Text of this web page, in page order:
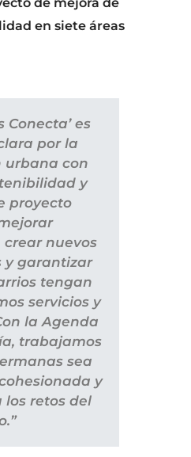
en Atenas la fase de
su programa europeo de
la sostenibilidad urbana
Conecta’ es
por la
urbana con
y
proyecto
nuevos
y garantizar
tengan
servicios y
la Agenda
trabajamos
sea
y
retos del